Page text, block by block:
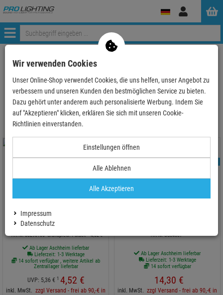
Anmelden
Menü
ProLighting Lichttechnik
G6.35, GX6.35, GY6.35, GZ6.35
OMNILUX 230V/300W GX-6,35
Art-Nr. 88296105 Grundpreis: 1 Stück =4,52€
Ab Lager Aschheim lieferbar
Lieferzeit: 1-3 Werktage
14 sofort verfügbar , weitere Artikel ab
Zentrallager lieferbar
UVP: 5,36 € 1 4,52 €
inkl. MwSt. zzgl Versand - frei ab 90,-€ in
- 16 %
GZ 6.35 12V 100W 1500h Osram
Art-Nr. OS64637
Ab Lager Aschheim lieferbar
Lieferzeit: 1-3 Werktage
14 sofort verfügbar
14,30 €
inkl. MwSt. zzgl Versand - frei ab 90,-€ in
Wir verwenden Cookies
Unser Online-Shop verwendet Cookies, die uns helfen, unser Angebot zu
verbessern und unseren Kunden den bestmöglichen Service zu bieten.
Dazu gehört unter anderem auch personalisierte Werbung. Indem Sie
auf "Akzeptieren" klicken, erklären Sie sich mit unseren Cookie-
Richtlinien einverstanden.
Einstellungen öffnen
Alle Ablehnen
Alle Akzeptieren
Impressum
Datenschutz